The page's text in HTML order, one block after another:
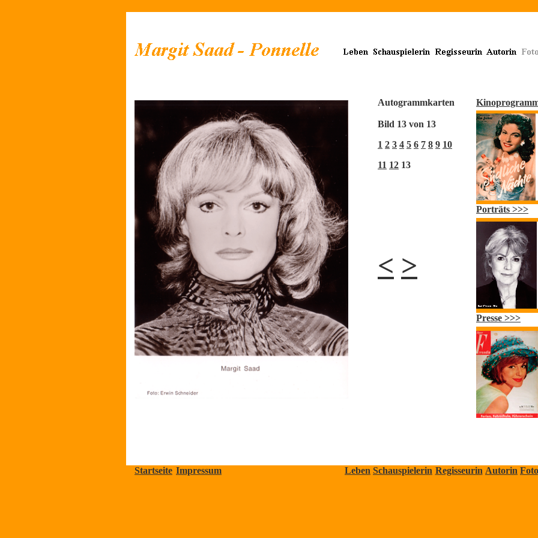
Autogrammkarten
Bild 13 von 13
1 2 3 4 5 6 7 8 9 10
11 12 13
< >
Porträts >>>
Presse >>>
Startseite Impressum Leben Schauspielerin Regisseurin Autorin